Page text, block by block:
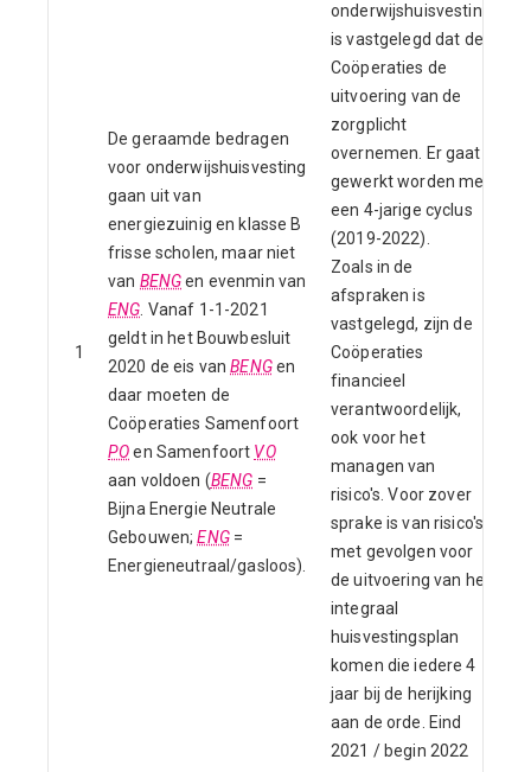
1
De geraamde bedragen
voor onderwijshuisvesting
gaan uit van
energiezuinig en klasse B
frisse scholen, maar niet
van BENGen evenmin van
ENG . Vanaf 1-1-2021
geldt in het Bouwbesluit
2020 de eis vanBENGen
daar moeten de
Coöperaties Samenfoort
POen Samenfoort VO
aan voldoen (BENG =
Bijna Energie Neutrale
Gebouwen;ENG=
Energieneutraal/gasloos).
onderwijshuisvesting
is vastgelegd dat de
Coöperaties de
uitvoering van de
zorgplicht
overnemen. Er gaat
gewerkt worden met
een 4-jarige cyclus
(2019-2022).
Zoals in de
afspraken is
vastgelegd, zijn de
Coöperaties
financieel
verantwoordelijk,
ook voor het
managen van
risico's. Voor zover
sprake is van risico's
met gevolgen voor
de uitvoering van het
integraal
huisvestingsplan
komen die iedere 4
jaar bij de herijking
aan de orde. Eind
2021 / begin 2022